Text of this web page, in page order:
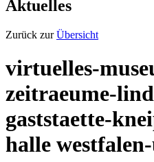
Aktuelles
Zurück zurÜbersicht
virtuelles-
zeitraeume-
gaststaette-
halle